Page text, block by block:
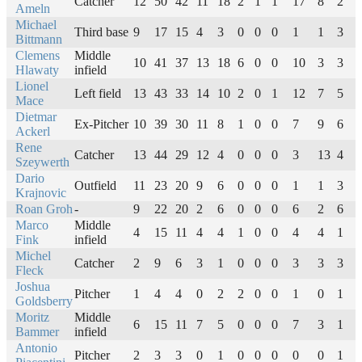
Ameln
Michael
Bittmann
Third base 9 17 15 4 3 0 0 0 1 1 3
Clemens
Hlawaty
Middle
infield
10 41 37 13 18 6 0 0 10 3 3
Lionel
Mace
Left field 13 43 33 14 10 2 0 1 12 7 5
Dietmar
Ackerl
Ex-Pitcher 10 39 30 11 8 1 0 0 7 9 6
Rene
Szeywerth
Catcher 13 44 29 12 4 0 0 0 3 13 4
Dario
Krajnovic
Outfield 11 23 20 9 6 0 0 0 1 1 3
Roan Groh- 9 22 20 2 6 0 0 0 6 2 6
Marco
Fink
Middle
infield
4 15 11 4 4 1 0 0 4 4 1
Michel
Fleck
Catcher 2 9 6 3 1 0 0 0 3 3 3
Joshua
Goldsberry
Pitcher 1 4 4 0 2 2 0 0 1 0 1
Moritz
Bammer
Middle
infield
6 15 11 7 5 0 0 0 7 3 1
Antonio
Pitcher 2 3 3 0 1 0 0 0 0 0 1